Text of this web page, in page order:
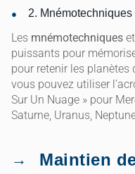
2. Mnémotechniques
Les mnémotechniques
puissants pour
pour retenir les planètes
vous pouvez utiliser
Sur Un Nuage » pour
Saturne, Uranus,
Maintien